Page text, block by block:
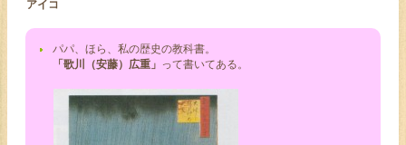
アイコ
パパ、ほら、私の歴史の教科書。
「歌川（安藤）広重」 って書いてある。